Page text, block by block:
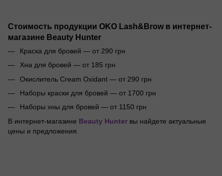
Стоимость продукции OKO Lash&Brow в интернет-
магазине Beauty Hunter
Краска для бровей — от 290 грн
Хна для бровей — от 185 грн
Окислитель Cream Oxidant — от 290 грн
Наборы краски для бровей — от 1700 грн
Наборы хны для бровей — от 1150 грн
В интернет-магазине Beauty Hunter вы найдете актуальные
цены и предложения.